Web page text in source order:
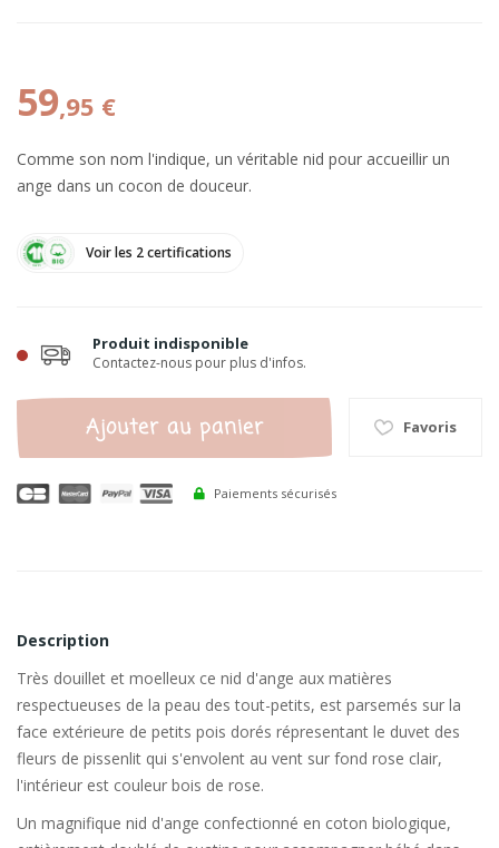
59,95 €
Comme son nom l'indique, un véritable nid pour accueillir un
ange dans un cocon de douceur.
Voir les 2 certifications
Produit indisponible
Contactez-nous pour plus d'infos.
Ajouter au panier Favoris
Paiements sécurisés
Description
Très douillet et moelleux ce nid d'ange aux matières
respectueuses de la peau des tout-petits, est parsemés sur la
face extérieure de petits pois dorés répresentant le duvet des
fleurs de pissenlit qui s'envolent au vent sur fond rose clair,
l'intérieur est couleur bois de rose.
Un magnifique nid d'ange confectionné en coton biologique,